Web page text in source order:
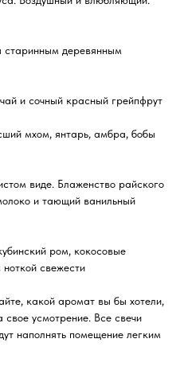
деревянным
и сочный красный грейпфрут
мхом, янтарь, амбра, бобы
виде. Блаженство райского
и тающий ванильный
ром, кокосовые
свежести
какой аромат вы бы хотели,
усмотрение. Все свечи
наполнять помещение легким